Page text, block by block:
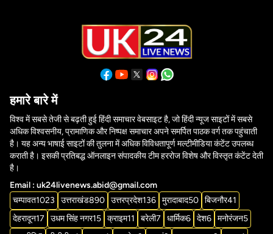
हमारे बारे में
विश्व में सबसे तेजी से बढ़ती हुई हिंदी समाचार वेबसाइट है, जो हिंदी न्यूज साइटों में सबसे
अधिक विश्वसनीय, प्रामाणिक और निष्पक्ष समाचार अपने समर्पित पाठक वर्ग तक पहुंचाती
है। यह अन्य भाषाई साइटों की तुलना में अधिक विविधतापूर्ण मल्टीमीडिया कंटेंट उपलब्ध
कराती है। इसकी प्रतिबद्ध ऑनलाइन संपादकीय टीम हररोज विशेष और विस्तृत कंटेंट देती
है।
Email : uk24livenews.abid@gmail.com
चम्पावत1023 उत्तराखंड890 उत्तरप्रदेश136 मुरादाबाद50 बिजनौर41
देहरादून17 उधम सिंह नगर15 क्राइम11 बरेली7 धार्मिक6 देश6 मनोरंजन5